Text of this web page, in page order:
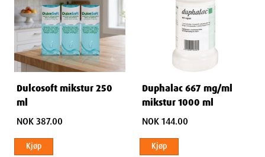
Dulcosoft mikstur 250
ml
NOK 387.00
Kjøp
Duphalac 667 mg/ml
mikstur 1000 ml
NOK 144.00
Kjøp